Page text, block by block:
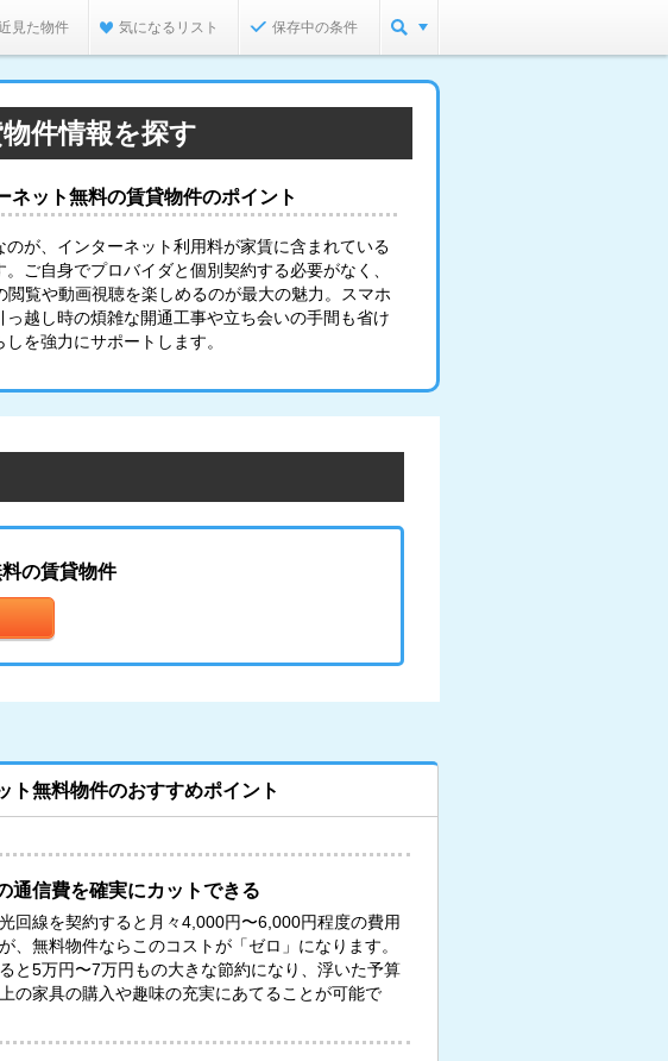
見た物件 気になるリスト 保存中の条件
件情報を探す
ネット無料の賃貸物件のポイント
が、インターネット利用料が家賃に含まれている
ご自身でプロバイダと個別契約する必要がなく、
覧や動画視聴を楽しめるのが最大の魅力。スマホ
越し時の煩雑な開通工事や立ち会いの手間も省け
を強力にサポートします。
の賃貸物件
ト無料物件のおすすめポイント
通信費を確実にカットできる
回線を契約すると月々4,000円〜6,000円程度の費用
、無料物件ならこのコストが「ゼロ」になります。
と5万円〜7万円もの大きな節約になり、浮いた予算
の家具の購入や趣味の充実にあてることが可能で